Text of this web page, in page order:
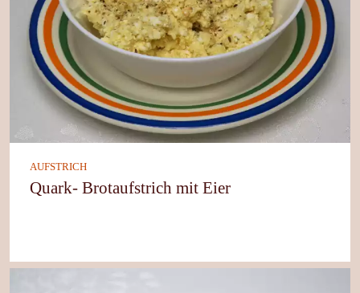
AUFSTRICH
Quark- Brotaufstrich mit Eier